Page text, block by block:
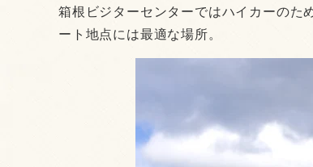
箱根ビジターセンターではハイカーのた
ート地点には最適な場所。